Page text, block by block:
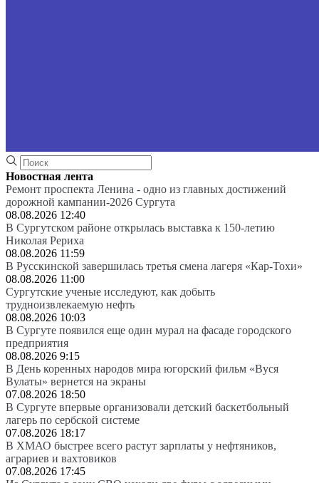
Новостная лента
Ремонт проспекта Ленина - одно из главных достижений
дорожной кампании-2026 Сургута
08.08.2026 12:40
В Сургутском районе открылась выставка к 150-летию
Николая Рериха
08.08.2026 11:59
В Русскинской завершилась третья смена лагеря «Кар-Тохи»
08.08.2026 11:00
Сургутские ученые исследуют, как добыть
трудноизвлекаемую нефть
08.08.2026 10:03
В Сургуте появился еще один мурал на фасаде городского
предприятия
08.08.2026 9:15
В День коренных народов мира югорский фильм «Вуся
Вулаты» вернется на экраны
07.08.2026 18:50
В Сургуте впервые организовали детский баскетбольный
лагерь по сербской системе
07.08.2026 18:17
В ХМАО быстрее всего растут зарплаты у нефтяников,
аграриев и вахтовиков
07.08.2026 17:45